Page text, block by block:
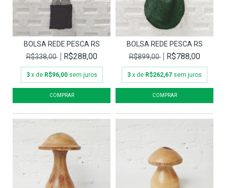
BOLSA REDE PESCA RS
R$338,00
R$288,00
3 x de R$96,00 sem juros
BOLSA REDE PESCA RS
R$899,00
R$788,00
3 x de R$262,67 sem juros